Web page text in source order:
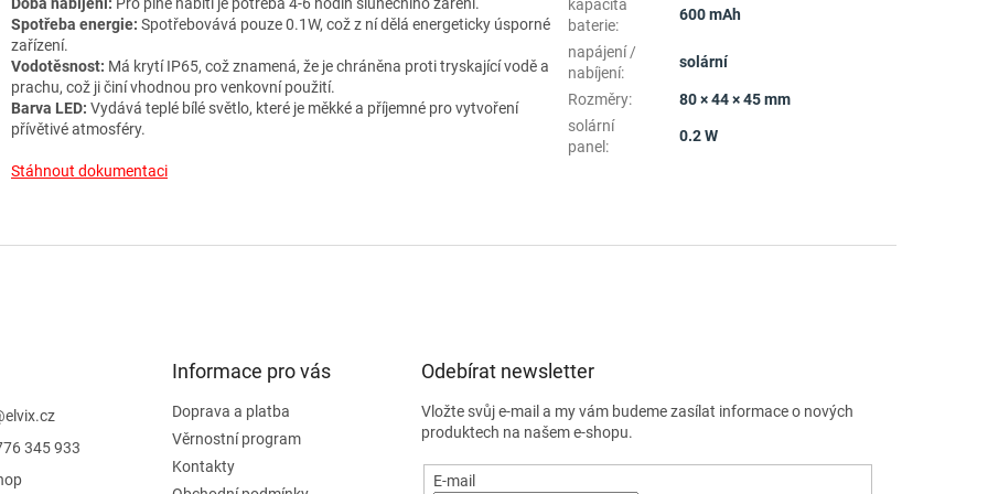
Doba nabíjení: Pro plné nabití je potřeba 4-6 hodin slunečního záření.
Spotřeba energie: Spotřebovává pouze 0.1W, což z ní dělá energeticky úsporné
zařízení.
Vodotěsnost: Má krytí IP65, což znamená, že je chráněna proti tryskající vodě a
prachu, což ji činí vhodnou pro venkovní použití.
Barva LED: Vydává teplé bílé světlo, které je měkké a příjemné pro vytvoření
přívětivé atmosféry.
Stáhnout dokumentaci
kapacita
baterie:
600 mAh
napájení /
nabíjení:
solární
Rozměry:
80 × 44 × 45 mm
solární
panel :
0.2 W
elvix.cz
345 933
Informace pro vás
Doprava a platba
Věrnostní program
Kontakty
Odebírat newsletter
Vložte svůj e-mail a my vám budeme zasílat informace o nových
produktech na našem e-shopu.
E-mail